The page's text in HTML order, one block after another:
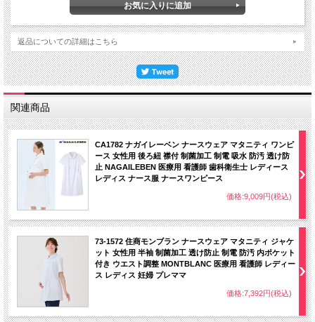
返品についての詳細はこちら
関連商品
CA1782 ナガイレーベン ナースウェア マタニティ ワンピ
ース 女性用 後ろ紐 襟付 制菌加工 制電 吸水 防汚 透け防
止 NAGAILEBEN 医療用 看護師 歯科衛生士 レディース
レディス ナース服 ナースワンピース
価格:9,009円(税込)
73-1572 住商モンブラン ナースウェア マタニティ ジャケ
ット 女性用 半袖 制菌加工 透け防止 制電 防汚 内ポケット
付き ウエスト調整 MONTBLANC 医療用 看護師 レディー
ス レディス 妊婦 プレママ
価格:7,392円(税込)